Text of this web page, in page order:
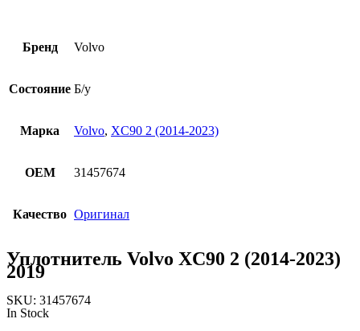
Бренд Volvo
Состояние Б/у
Марка Volvo, XC90 2 (2014-2023)
OEM 31457674
Качество Оригинал
Уплотнитель Volvo XC90 2 (2014-2023)
2019
SKU: 31457674
In Stock